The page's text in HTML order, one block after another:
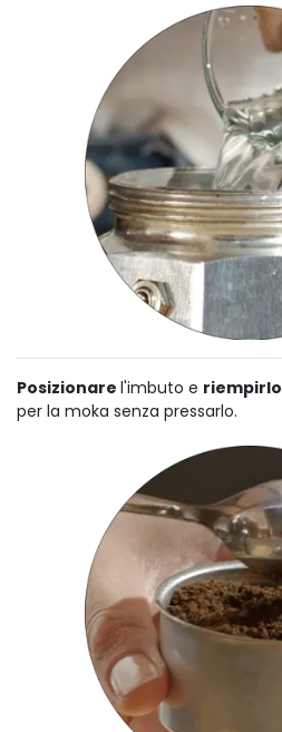
Posizionare l'imbuto e riempirlo
per la moka senza pressarlo.